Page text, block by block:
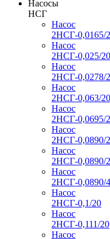
Насосы
НСГ
Насос
2НСГ-0,0165/
Насос
2НСГ-0,025/20
Насос
2НСГ-0,0278/
Насос
2НСГ-0,063/20
Насос
2НСГ-0,0695/
Насос
2НСГ-0,0890/
Насос
2НСГ-0,0890/
Насос
2НСГ-0,0890/
Насос
2НСГ-0,1/20
Насос
2НСГ-0,111/20
Насос